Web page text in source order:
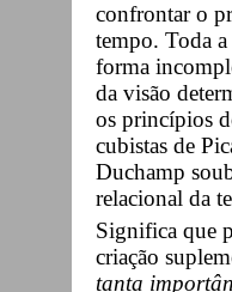
confrontar o
tempo. Toda a
forma
da visão
os princípios
cubistas de
Duchamp
relacional da
Significa que
criação
tanta